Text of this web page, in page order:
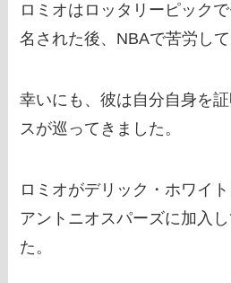
ロミオはロッタリーピック
名された後、NBAで苦労して
幸いにも、彼は自分自身を
スが巡ってきました。
ロミオがデリック・ホワイ
アントニオスパーズに加入
た。